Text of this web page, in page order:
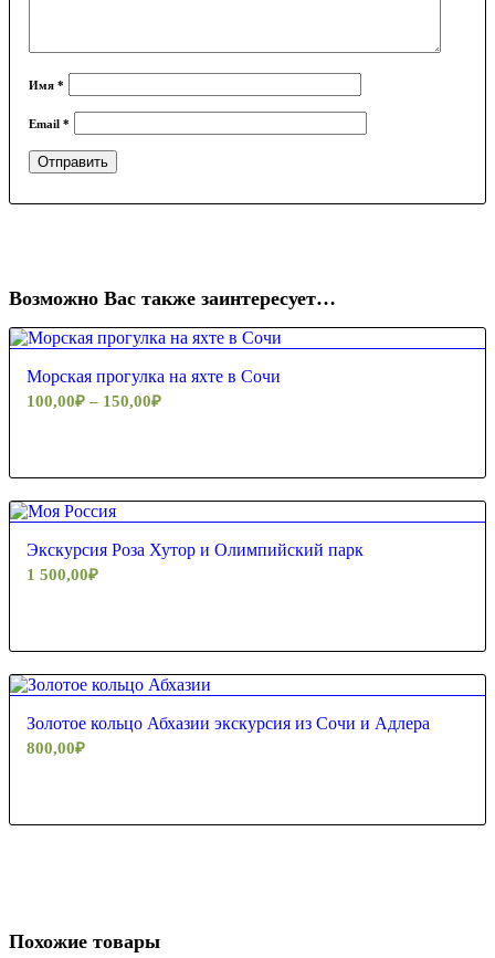
Имя *
Email *
Возможно Вас также заинтересует…
Морская прогулка на яхте в Сочи
100,00₽ – 150,00₽
4.80
Экскурсия Роза Хутор и Олимпийский парк
1 500,00₽
Золотое кольцо Абхазии экскурсия из Сочи и Адлера
800,00₽
Похожие товары